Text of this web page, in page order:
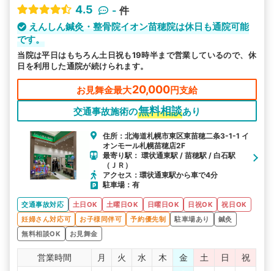
4.5
- 件
えんしん鍼灸・整骨院イオン苗穂院は休日も通院可能
です。
当院は平日はもちろん土日祝も19時半まで営業しているので、休
日を利用した通院が続けられます。
お見舞金最大20,000円支給
交通事故施術の無料相談あり
住所：北海道札幌市東区東苗穂二条3-1-1 イ
オンモール札幌苗穂店2F
最寄り駅： 環状通東駅 / 苗穂駅 / 白石駅
（ＪＲ）
アクセス：環状通東駅から車で4分
駐車場：有
交通事故対応 土日OK 土曜日OK 日曜日OK 日祝OK
祝日OK
妊婦さん対応可
お子様同伴可 予約優先制 駐車場あり
鍼灸
無料相談OK
お見舞金
営業時間 月 火 水 木 金 土 日
祝